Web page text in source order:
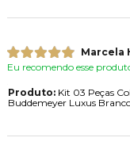
Marcela
Eu recomendo esse
Produto:Kit 03 Peças
Buddemeyer Luxus